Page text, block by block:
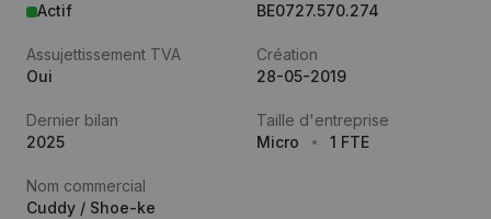
Actif
BE0727.570.274
Assujettissement TVA
Oui
Création
28-05-2019
Dernier bilan
2025
Taille d'entreprise
Micro
1 FTE
Nom commercial
Cuddy / Shoe-ke